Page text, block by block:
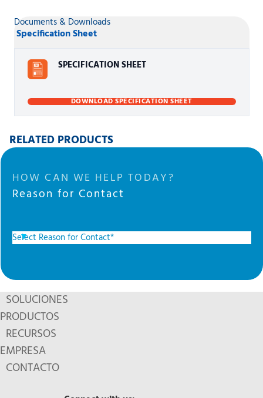
Documents & Downloads
Specification Sheet
SPECIFICATION SHEET
DOWNLOAD SPECIFICATION SHEET
RELATED PRODUCTS
HOW CAN WE HELP TODAY?
Reason for Contact
SOLUCIONES
PRODUCTOS
RECURSOS
EMPRESA
CONTACTO